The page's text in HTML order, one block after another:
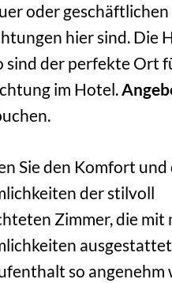
oder geschäftlichen
hier sind. Die
sind der perfekte Ort
im Hotel.
Sie den Komfort und
der stilvoll
Zimmer, die mit
so angenehm